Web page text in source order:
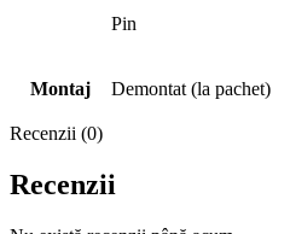
Pin
Montaj Demontat (la pachet)
Recenzii (0)
Recenzii